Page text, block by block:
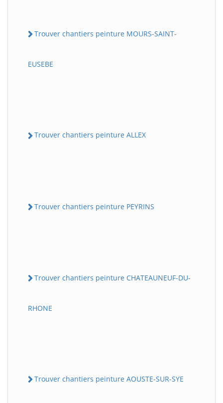
Trouver chantiers peinture MOURS-SAINT-
EUSEBE
Trouver chantiers peinture ALLEX
Trouver chantiers peinture PEYRINS
Trouver chantiers peinture CHATEAUNEUF-DU-
RHONE
Trouver chantiers peinture AOUSTE-SUR-SYE